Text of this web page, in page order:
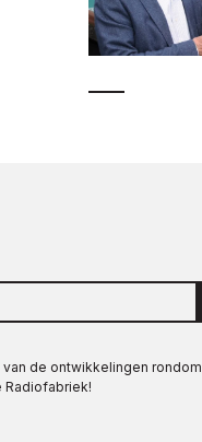
de ontwikkelingen rondom
Radiofabriek!